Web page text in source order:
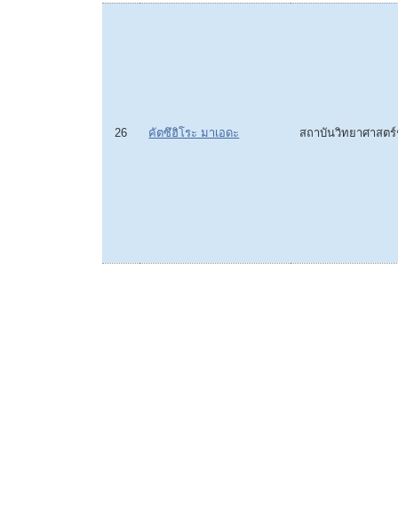
26 คัตซึฮิโระ มาเอดะ สถาบันวิทยาศาสต